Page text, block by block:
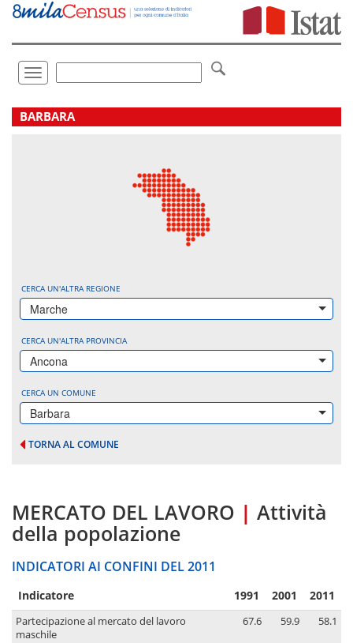
Vai
direttamente
Toggle
navigation
.
BARBARA
CERCA UN'ALTRA REGIONE
Marche
CERCA UN'ALTRA PROVINCIA
Ancona
CERCA UN COMUNE
Barbara
TORNA AL COMUNE
MERCATO DEL LAVORO | Attività
della popolazione
INDICATORI AI CONFINI DEL 2011
Indicatore 1991 2001 2011
Partecipazione al mercato del lavoro
maschile
67.6 59.9 58.1